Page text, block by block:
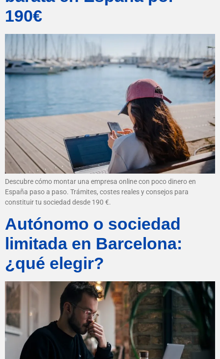
190€
Descubre cómo montar una empresa online con poco dinero en
España paso a paso. Trámites, costes reales y consejos para
constituir tu sociedad desde 190 €.
Autónomo o sociedad
limitada en Barcelona:
¿qué elegir?